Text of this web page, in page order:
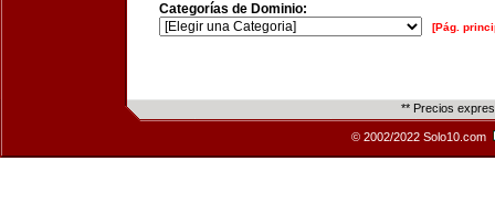
Categorías de Dominio:
[Pág.
** Precios
© 2002/2022 Solo10.com